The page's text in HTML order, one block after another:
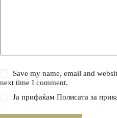
Save my name, email and
next time I comment.
Ја прифаќамПолисата за